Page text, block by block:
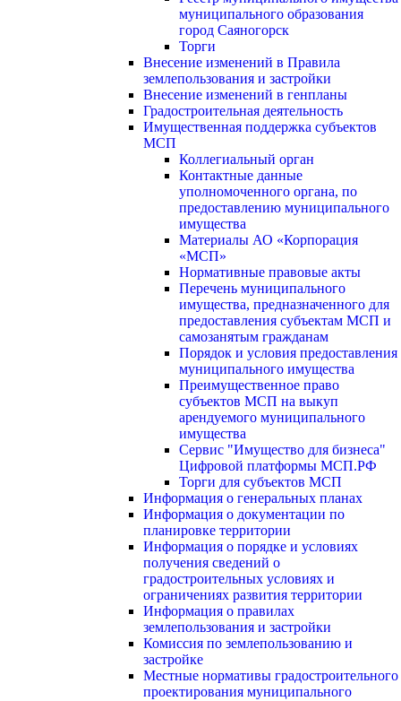
муниципального образования
город Саяногорск
Торги
Внесение изменений в Правила
землепользования и застройки
Внесение изменений в генпланы
Градостроительная деятельность
Имущественная поддержка субъектов
МСП
Коллегиальный орган
Контактные данные
уполномоченного органа, по
предоставлению муниципального
имущества
Материалы АО «Корпорация
«МСП»
Нормативные правовые акты
Перечень муниципального
имущества, предназначенного для
предоставления субъектам МСП и
самозанятым гражданам
Порядок и условия предоставления
муниципального имущества
Преимущественное право
субъектов МСП на выкуп
арендуемого муниципального
имущества
Сервис "Имущество для бизнеса"
Цифровой платформы МСП.РФ
Торги для субъектов МСП
Информация о генеральных планах
Информация о документации по
планировке территории
Информация о порядке и условиях
получения сведений о
градостроительных условиях и
ограничениях развития территории
Информация о правилах
землепользования и застройки
Комиссия по землепользованию и
застройке
Местные нормативы градостроительного
проектирования муниципального